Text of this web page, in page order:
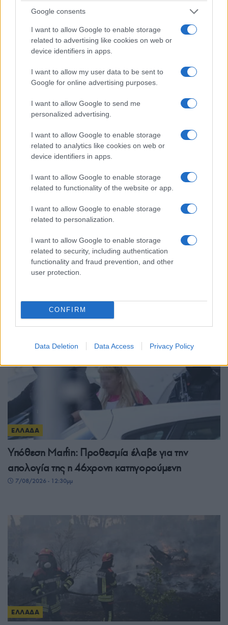
Google consents
I want to allow Google to enable storage
related to advertising like cookies on web or
device identifiers in apps.
I want to allow my user data to be sent to
Google for online advertising purposes.
I want to allow Google to send me
personalized advertising.
I want to allow Google to enable storage
related to analytics like cookies on web or
device identifiers in apps.
I want to allow Google to enable storage
related to functionality of the website or app.
I want to allow Google to enable storage
related to personalization.
I want to allow Google to enable storage
related to security, including authentication
functionality and fraud prevention, and other
user protection.
CONFIRM
Data Deletion Data Access Privacy Policy
ΕΛΛΑΔΑ
ΕΛΑΣ: Φυτεία με περισσότερα από 2.000
δενδρύλλια κάνναβης εντοπίστηκε σε δύσβατη
δασική περιοχή στη Φθιώτιδα
7/08/2026 - 1:32μμ
Σέρρες: Βίντεο-ντοκουμέντο από το τροχαίο που
κόστισε τη ζωή μητέρας και γιου – Η στιγμή της
7/08/2026 - 12:59μμ
ΕΛΛΑΔΑ
Υπόθεση Marfin: Προθεσμία έλαβε για την
απολογία της η 46χρονη κατηγορούμενη
7/08/2026 - 12:30μμ
ΕΛΛΑΔΑ